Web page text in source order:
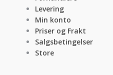
Levering
Min konto
Priser og Frakt
Salgsbetingelser
Store